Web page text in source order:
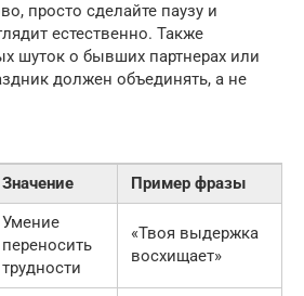
просто сделайте паузу и
естественно. Также
шуток о бывших партнерах или
должен объединять, а не
Значение Пример фразы
Умение
переносить
трудности
«Твоя выдержка
восхищает»